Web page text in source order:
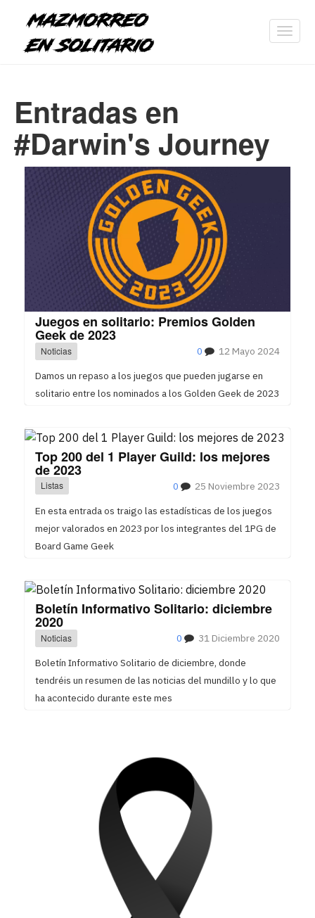
Entradas en
#Darwin's Journey
Juegos en solitario: Premios Golden
Geek de 2023
Noticias 12 Mayo 2024
0
Damos un repaso a los juegos que pueden jugarse en
solitario entre los nominados a los Golden Geek de 2023
Top 200 del 1 Player Guild: los mejores
de 2023
Listas 25 Noviembre 2023
0
En esta entrada os traigo las estadísticas de los juegos
mejor valorados en 2023 por los integrantes del 1PG de
Board Game Geek
Boletín Informativo Solitario: diciembre
2020
Noticias 31 Diciembre 2020
0
Boletín Informativo Solitario de diciembre, donde
tendréis un resumen de las noticias del mundillo y lo que
ha acontecido durante este mes